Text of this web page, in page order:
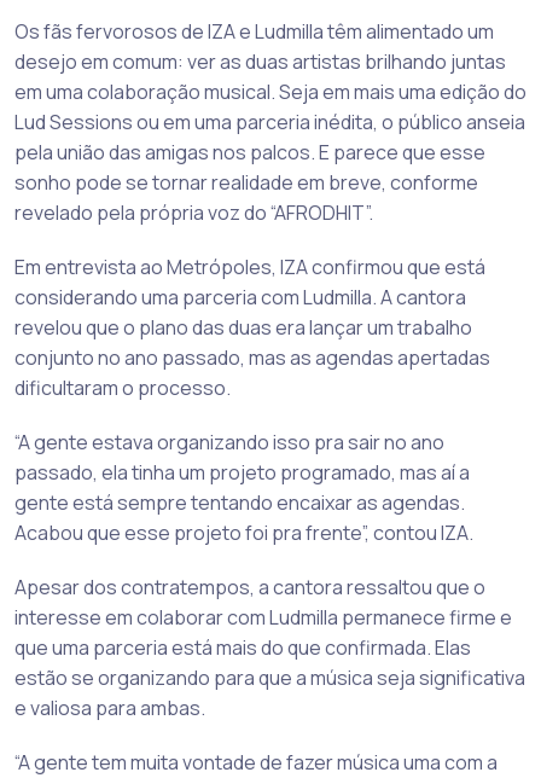
Os fãs fervorosos de IZA e Ludmilla têm alimentado um
desejo em comum: ver as duas artistas brilhando juntas
em uma colaboração musical. Seja em mais uma edição do
Lud Sessions ou em uma parceria inédita, o público anseia
pela união das amigas nos palcos. E parece que esse
sonho pode se tornar realidade em breve, conforme
revelado pela própria voz do “AFRODHIT”.
Em entrevista ao Metrópoles, IZA confirmou que está
considerando uma parceria com Ludmilla. A cantora
revelou que o plano das duas era lançar um trabalho
conjunto no ano passado, mas as agendas apertadas
dificultaram o processo.
“A gente estava organizando isso pra sair no ano
passado, ela tinha um projeto programado, mas aí a
gente está sempre tentando encaixar as agendas.
Acabou que esse projeto foi pra frente”, contou IZA.
Apesar dos contratempos, a cantora ressaltou que o
interesse em colaborar com Ludmilla permanece firme e
que uma parceria está mais do que confirmada. Elas
estão se organizando para que a música seja significativa
e valiosa para ambas.
“A gente tem muita vontade de fazer música uma com a